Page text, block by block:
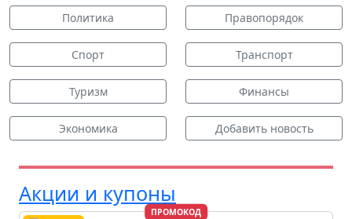
Политика Правопорядок
Спорт Транспорт
Туризм Финансы
Экономика Добавить новость
Акции и купоны
ПРОМОКОД